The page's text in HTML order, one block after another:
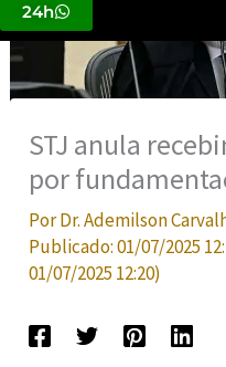
24h
STJ anula
por
PorDr. Ademilson
Publicado:01/07/2025
01/07/2025 12:20)